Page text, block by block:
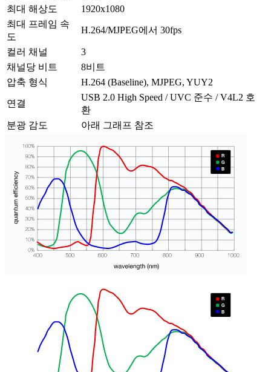
최대 해상도
1920x1080
최대 프레임 속
도
H.264/MJPEG에서 30fps
컬러 채널
3
채널당 비트
8비트
압축 형식
H.264 (Baseline), MJPEG, YUY2
연결
USB 2.0 High Speed / UVC 준수 / V4L2 호
환
분광 감도
아래 그래프 참조